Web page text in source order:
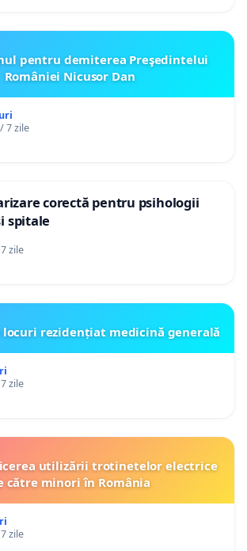
pentru demiterea Preşedintelui
României Nicusor Dan
7 zile
corectă pentru psihologii
spitale
zile
rezidențiat medicină generală
zile
utilizării trotinetelor electrice
către minori în România
zile